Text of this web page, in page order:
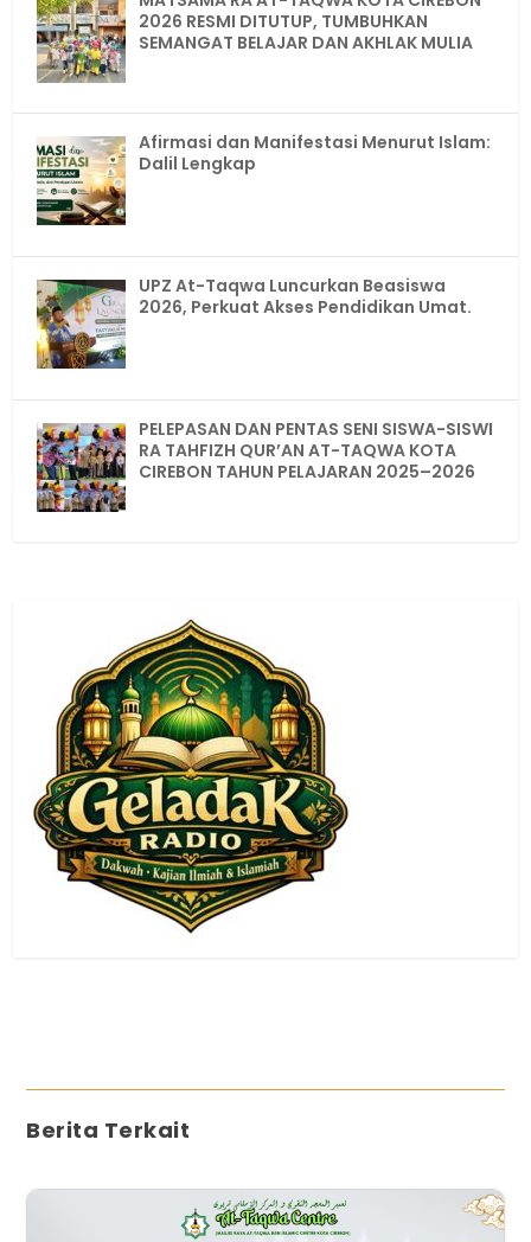
2026 RESMI DITUTUP, TUMBUHKAN
SEMANGAT BELAJAR DAN AKHLAK MULIA
Afirmasi dan Manifestasi Menurut Islam:
Dalil Lengkap
UPZ At-Taqwa Luncurkan Beasiswa
2026, Perkuat Akses Pendidikan Umat.
PELEPASAN DAN PENTAS SENI SISWA-SISWI
RA TAHFIZH QUR’AN AT-TAQWA KOTA
CIREBON TAHUN PELAJARAN 2025–2026
Berita Terkait